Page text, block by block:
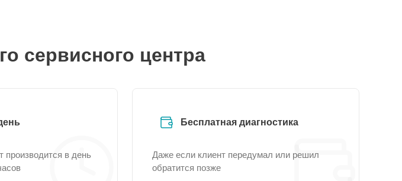
сервисного центра
производится в день
Бесплатная диагностика
Даже если клиент передумал или решил
обратится позже